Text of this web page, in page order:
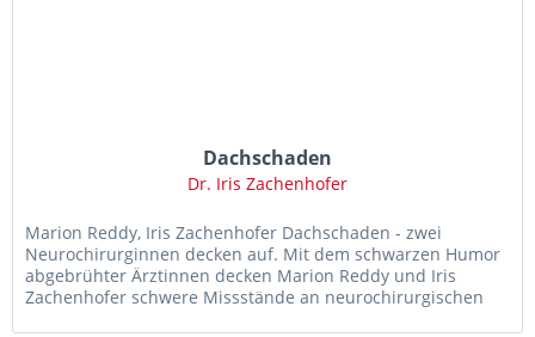
Dachschaden
Dr. Iris Zachenhofer
Marion Reddy, Iris Zachenhofer Dachschaden - zwei
Neurochirurginnen decken auf. Mit dem schwarzen Humor
abgebrühter Ärztinnen decken Marion Reddy und Iris
Zachenhofer schwere Missstände an neurochirurgischen